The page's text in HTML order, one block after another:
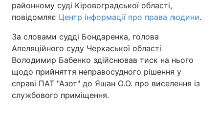
Головна Війна
Економіка Світ
Спорт Наука
Техно і зв'язок
районному суді Кіровоградської області,
повідомляє Центр інформації про права людини.
За словами судді Бондаренка, голова
Апеляційного суду Черкаської області
Володимир Бабенко здійснював тиск на нього
щодо прийняття неправосудного рішення у
справі ПАТ "Азот" до Яшан О.О. про виселення із
службового приміщення.